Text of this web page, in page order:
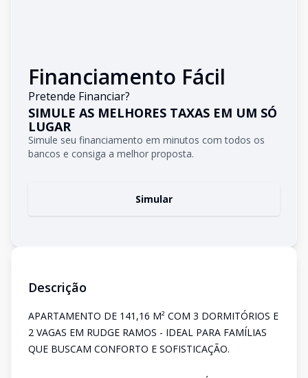
Financiamento Fácil
Pretende Financiar?
SIMULE AS MELHORES TAXAS EM UM SÓ
LUGAR
Simule seu financiamento em minutos com todos os
bancos e consiga a melhor proposta.
Simular
Descrição
APARTAMENTO DE 141,16 M² COM 3 DORMITÓRIOS E
2 VAGAS EM RUDGE RAMOS - IDEAL PARA FAMÍLIAS
QUE BUSCAM CONFORTO E SOFISTICAÇÃO.